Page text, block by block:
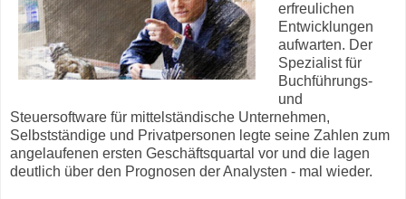
erfreulichen
Entwicklungen
aufwarten. Der
Spezialist für
Buchführungs-
und
Steuersoftware für mittelständische Unternehmen,
Selbstständige und Privatpersonen legte seine Zahlen zum
angelaufenen ersten Geschäftsquartal vor und die lagen
deutlich über den Prognosen der Analysten - mal wieder.